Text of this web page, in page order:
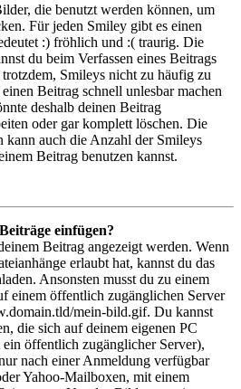
die benutzt werden können, um
Für jeden Smiley gibt es einen
:) fröhlich und :( traurig. Die
du beim Verfassen eines Beitrags
trotzdem, Smileys nicht zu häufig zu
Beitrag schnell unlesbar machen
deshalb deinen Beitrag
oder gar komplett löschen. Die
auch die Anzahl der Smileys
Beitrag benutzen kannst.
einfügen?
Beitrag angezeigt werden. Wenn
erlaubt hat, kannst du das
Ansonsten musst du zu einem
einem öffentlich zugänglichen Server
mein-bild.gif. Du kannst
die sich auf deinem eigenen PC
ein öffentlich zugänglicher Server),
nach einer Anmeldung verfügbar
Yahoo-Mailboxen, mit einem